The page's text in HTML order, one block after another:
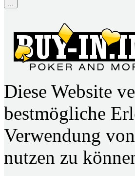
...
Diese Website
bestmögliche
Verwendung
nutzen zu